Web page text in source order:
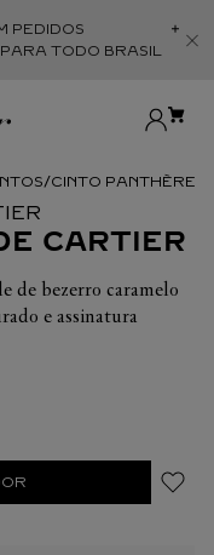
PEDIDOS
TODO BRASIL
CINTO PANTHÈRE
CARTIER
de bezerro caramelo
e assinatura